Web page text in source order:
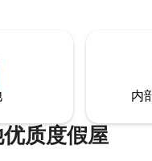
内
质度假屋